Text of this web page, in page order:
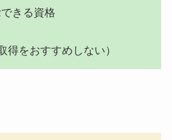
きる資格
得をおすすめしない）